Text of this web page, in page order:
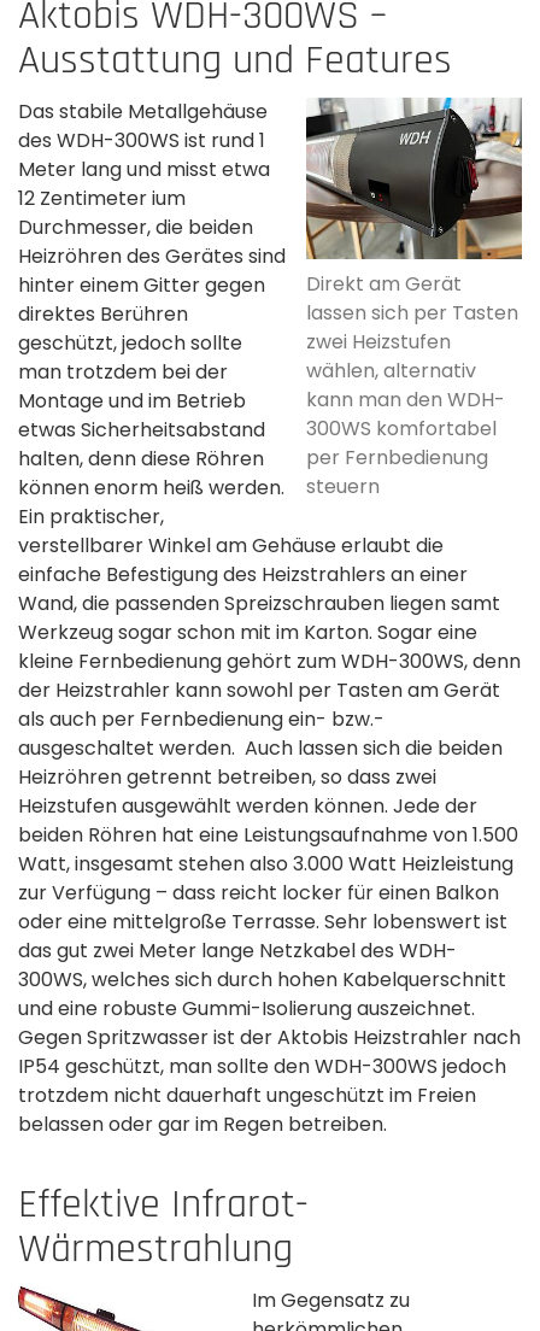
Aktobis WDH-300WS –
Ausstattung und Features
Direkt am Gerät
lassen sich per Tasten
zwei Heizstufen
wählen, alternativ
kann man den WDH-
300WS komfortabel
per Fernbedienung
steuern
Das stabile Metallgehäuse
des WDH-300WS ist rund 1
Meter lang und misst etwa
12 Zentimeter ium
Durchmesser, die beiden
Heizröhren des Gerätes sind
hinter einem Gitter gegen
direktes Berühren
geschützt, jedoch sollte
man trotzdem bei der
Montage und im Betrieb
etwas Sicherheitsabstand
halten, denn diese Röhren
können enorm heiß werden.
Ein praktischer,
verstellbarer Winkel am Gehäuse erlaubt die
einfache Befestigung des Heizstrahlers an einer
Wand, die passenden Spreizschrauben liegen samt
Werkzeug sogar schon mit im Karton. Sogar eine
kleine Fernbedienung gehört zum WDH-300WS, denn
der Heizstrahler kann sowohl per Tasten am Gerät
als auch per Fernbedienung ein- bzw.-
ausgeschaltet werden. Auch lassen sich die beiden
Heizröhren getrennt betreiben, so dass zwei
Heizstufen ausgewählt werden können. Jede der
beiden Röhren hat eine Leistungsaufnahme von 1.500
Watt, insgesamt stehen also 3.000 Watt Heizleistung
zur Verfügung – dass reicht locker für einen Balkon
oder eine mittelgroße Terrasse. Sehr lobenswert ist
das gut zwei Meter lange Netzkabel des WDH-
300WS, welches sich durch hohen Kabelquerschnitt
und eine robuste Gummi-Isolierung auszeichnet.
Gegen Spritzwasser ist der Aktobis Heizstrahler nach
IP54 geschützt, man sollte den WDH-300WS jedoch
trotzdem nicht dauerhaft ungeschützt im Freien
belassen oder gar im Regen betreiben.
Effektive Infrarot-
Wärmestrahlung
Im Gegensatz zu